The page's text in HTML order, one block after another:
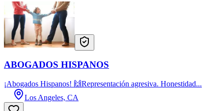
ABOGADOS HISPANOS
¡Abogados Hispanos! 🙌Representación agresiva. Honestidad...
Los Angeles, CA